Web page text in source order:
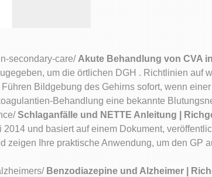
secondary-care/ Akute Behandlung von CVA
um die örtlichen DGH . Richtlinien auf
Bildgebung des Gehirns sofort, wenn
Behandlung eine bekannte
Schlaganfälle und NETTE Anleitung |
und basiert auf einem Dokument,
Ihre praktische Anwendung, um den GP
Benzodiazepine und Alzheimer |